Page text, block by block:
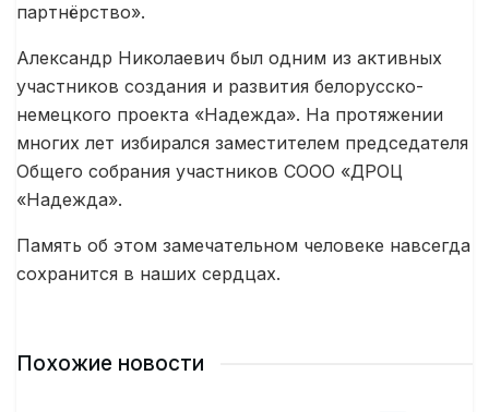
партнёрство».
Александр Николаевич был одним из активных
участников создания и развития белорусско-
немецкого проекта «Надежда». На протяжении
многих лет избирался заместителем председателя
Общего собрания участников СООО «ДРОЦ
«Надежда».
Память об этом замечательном человеке навсегда
сохранится в наших сердцах.
Похожие новости